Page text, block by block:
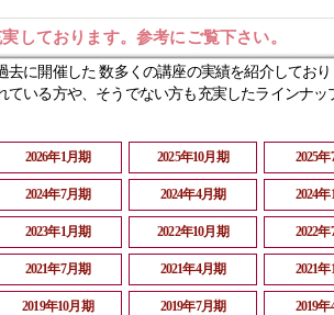
しております。参考にご覧下さい。
去に開催した 数多くの講座の実績を紹介してお
ている方や、そうでない方も充実したラインナッ
2026年1月期 2025年10月期 2025
2024年7月期 2024年4月期 2024
2023年1月期 2022年10月期 2022
2021年7月期 2021年4月期 2021
2019年10月期 2019年7月期 2019